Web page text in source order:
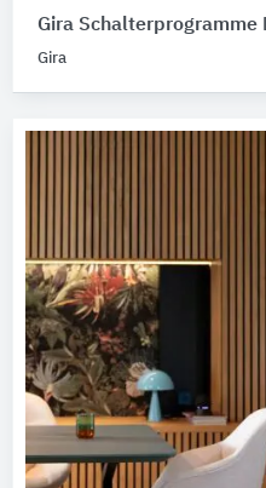
Gira Schalterprogramme
Gira